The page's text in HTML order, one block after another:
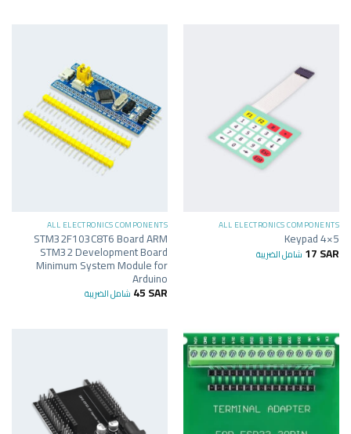
ALL ELECTRONICS COMPONENTS
Keypad 4×5
17SAR شامل الضريبة
ALL ELECTRONICS COMPONENTS
STM32F103C8T6 Board ARM
STM32 Development Board
Minimum System Module for
Arduino
45SAR شامل الضريبة